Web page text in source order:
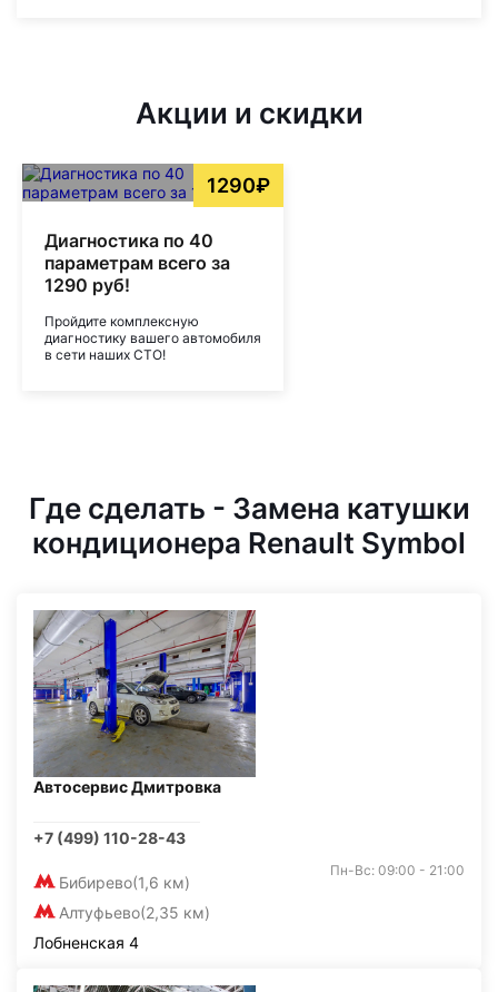
Акции и скидки
1290₽
Диагностика по 40
параметрам всего за
1290 руб!
Пройдите комплексную
диагностику вашего автомобиля
в сети наших СТО!
Где сделать - Замена катушки
кондиционера Renault Symbol
Автосервис Дмитровка
+7 (499) 110-28-43
Бибирево(1,6 км)
Алтуфьево(2,35 км)
Пн-Вс: 09:00 - 21:00
Лобненская 4